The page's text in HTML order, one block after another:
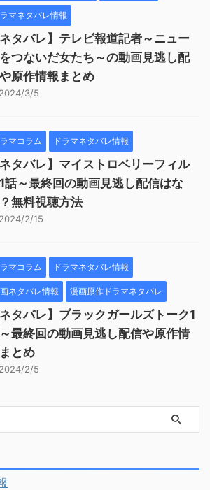
ラマネタバレ情報
ネタバレ】テレビ報道記者～ニュー
つないだ女たち～の動画見逃し配
原作情報まとめ
2024/3/5
ラマコラム ドラマネタバレ情報
ネタバレ】マイストロベリーフィル
話～最終回の動画見逃し配信はな
無料視聴方法
2024/2/15
ラマコラム ドラマネタバレ情報
ネタバレ情報 漫画原作ドラマネタバレ
ネタバレ】ブラックガールズトーク1
最終回の動画見逃し配信や原作情
とめ
2024/2/5